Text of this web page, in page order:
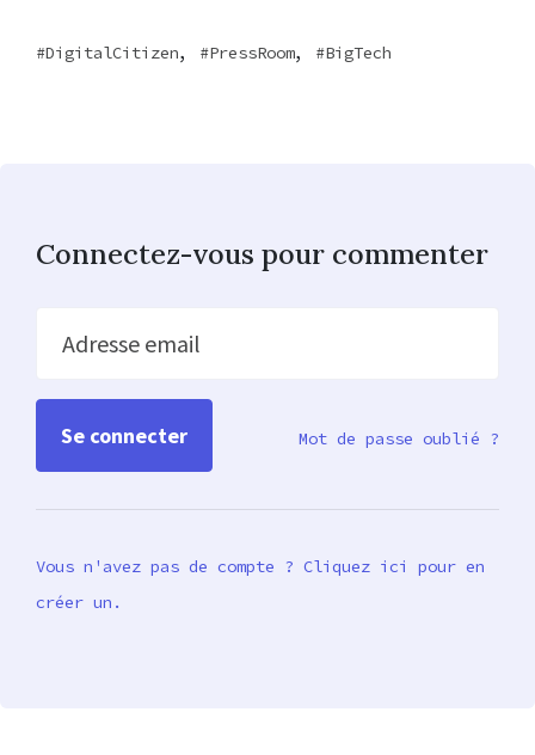
DigitalCitizen, PressRoom, BigTech
Connectez-vous pour commenter
Adresse email
Mot de passe oublié ?
Vous n'avez pas de compte ? Cliquez ici pour en
créer un.